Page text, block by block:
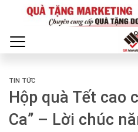
TIN TỨC
Hộp quà Tết cao
Ca” – Lời chúc